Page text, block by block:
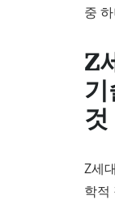
중
Z
기
것
Z세
학적